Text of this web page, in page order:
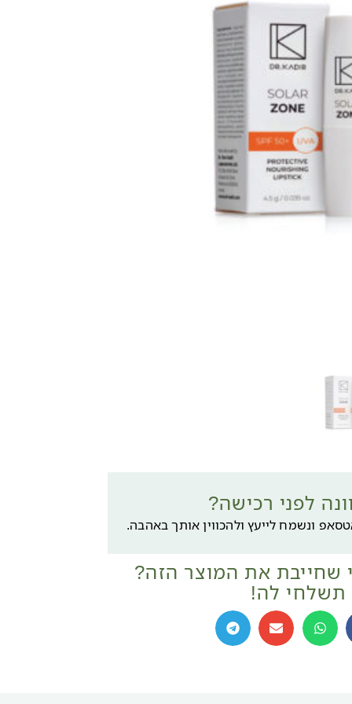
לפני רכישה?
ונשמח לייעץ ולהכווין אותך באהבה.
שחייבת את המוצר הזה?
תשלחי לה!